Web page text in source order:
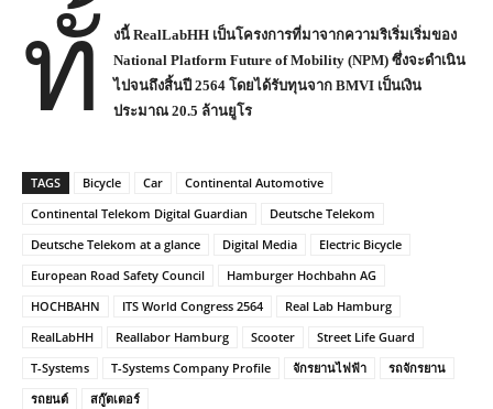
ทั้ งนี้ RealLabHH เป็นโครงการที่มาจากความริเริ่มเริ่มของ
National Platform Future of Mobility (NPM) ซึ่งจะดำเนิน
ไปจนถึงสิ้นปี 2564 โดยได้รับทุนจาก BMVI เป็นเงิน
ประมาณ 20.5 ล้านยูโร
TAGS Bicycle Car
Continental Automotive
Continental Telekom Digital Guardian
Deutsche Telekom
Deutsche Telekom at a glance
Digital Media
Electric Bicycle
European Road Safety Council
Hamburger Hochbahn AG
HOCHBAHN
ITS World Congress 2564
Real Lab Hamburg
RealLabHH
Reallabor Hamburg Scooter
Street Life Guard
T-Systems
T-Systems Company Profile จักรยานไฟฟ้า
รถจักรยาน
รถยนต์
สกู๊ตเตอร์